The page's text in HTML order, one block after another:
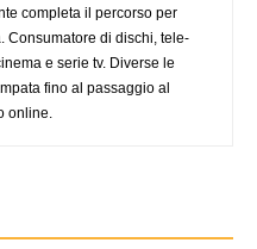
completa il percorso per
Consumatore di dischi, tele-
e serie tv. Diverse le
fino al passaggio al
online.